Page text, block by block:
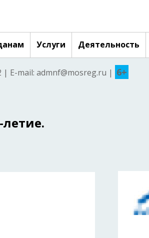
Услуги Деятельность
E-mail: admnf@mosreg.ru | 6+